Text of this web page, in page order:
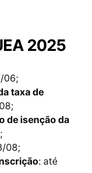
2025
06;
taxa de
de isenção da
08;
: até